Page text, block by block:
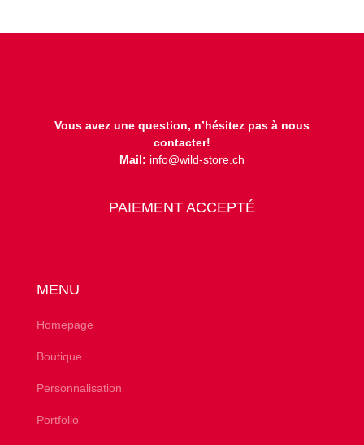
Vous avez une question, n’hésitez pas à nous
contacter!
Mail: info@wild-store.ch
PAIEMENT ACCEPTÉ
MENU
Homepage
Boutique
Personnalisation
Portfolio